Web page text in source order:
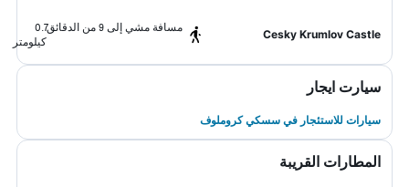
Cesky Krumlov Castle
مسافة مشي إلى 9 من الدقائق
0.7
كيلومتر
سيارت ايجار
سيارات للاستئجار في سسكي كروملوف
المطارات القريبة